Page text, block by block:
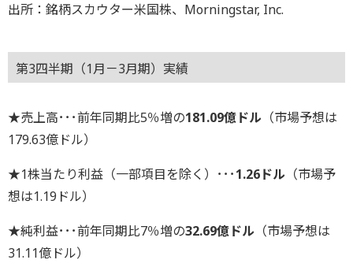
出所：銘柄スカウター米国株、Morningstar, Inc.
第3四半期（1月－3月期）実績
★売上高･･･前年同期比5％増の181.09億ドル （市場予想は
179.63億ドル）
★1株当たり利益（一部項目を除く）･･･1.26ドル （市場予
想は1.19ドル）
★純利益･･･前年同期比7％増の32.69億ドル （市場予想は
31.11億ドル）